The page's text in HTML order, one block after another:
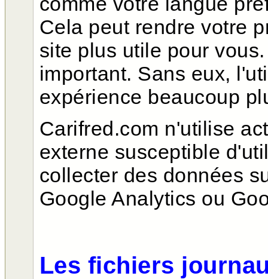
Cela peut rendre votre
site plus utile pour
important. Sans eux,
expérience beaucoup
Carifred.com n'utilise
externe susceptible
collecter des données
Google Analytics ou
Les fichiers